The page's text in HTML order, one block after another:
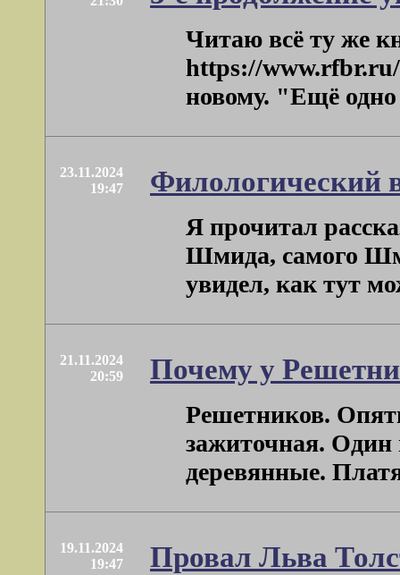
Читаю всё ту же
https://www.rfbr.ru/
новому. "Ещё
23.11.2024
19:47
Филологический
Я прочитал
Шмида, самого
увидел, как тут
21.11.2024
20:59
Почему у
Решетников.
зажиточная. Один
деревянные.
19.11.2024
19:47
Провал Льва